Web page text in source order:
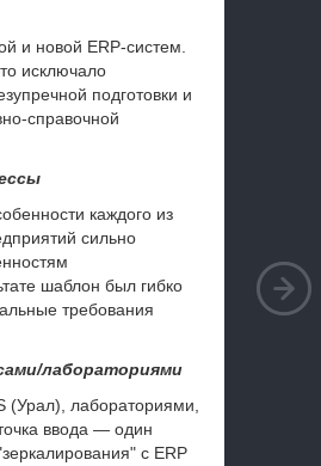
и новой ERP-систем.
исключало
подготовки и
справочной
каждого из
сильно
шаблон был гибко
требования
лабораториями
(Урал), лабораториями,
ввода — один
с ERP